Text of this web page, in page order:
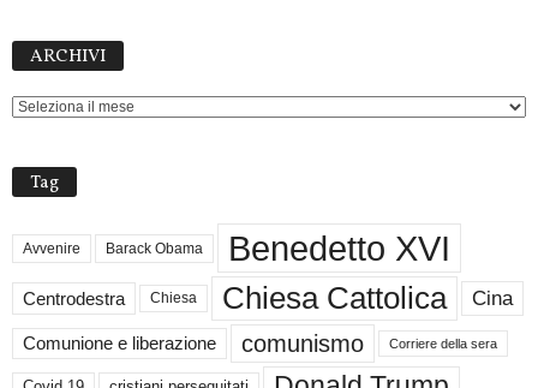
ARCHIVI
Tag
Avvenire Barack Obama Benedetto XVI
Centrodestra Chiesa Chiesa Cattolica Cina
Comunione e liberazione comunismo Corriere della sera